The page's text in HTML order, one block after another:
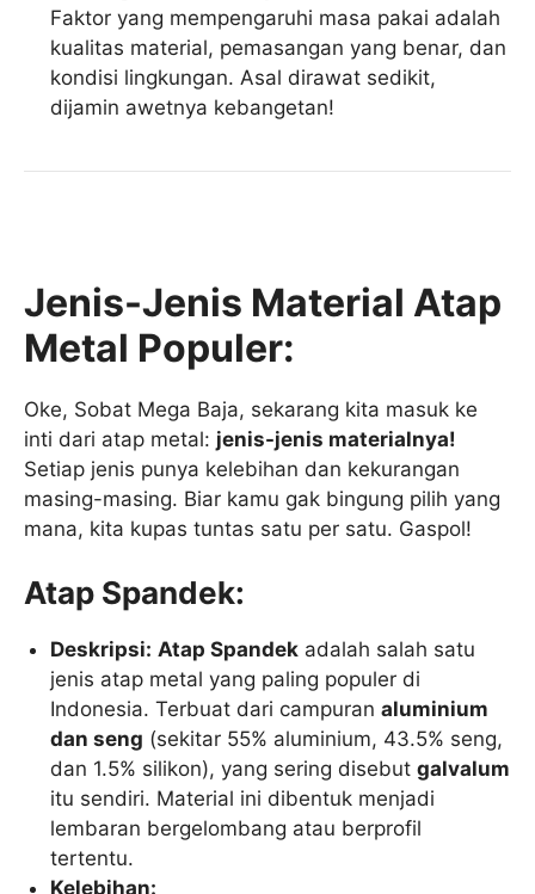
Faktor yang mempengaruhi masa pakai adalah
kualitas material, pemasangan yang benar, dan
kondisi lingkungan. Asal dirawat sedikit,
dijamin awetnya kebangetan!
Jenis-Jenis Material Atap
Metal Populer:
Oke, Sobat Mega Baja, sekarang kita masuk ke
inti dari atap metal: jenis-jenis materialnya!
Setiap jenis punya kelebihan dan kekurangan
masing-masing. Biar kamu gak bingung pilih yang
mana, kita kupas tuntas satu per satu. Gaspol!
Atap Spandek:
Deskripsi: Atap Spandek adalah salah satu
jenis atap metal yang paling populer di
Indonesia. Terbuat dari campuranaluminium
dan seng (sekitar 55% aluminium, 43.5% seng,
dan 1.5% silikon), yang sering disebutgalvalum
itu sendiri. Material ini dibentuk menjadi
lembaran bergelombang atau berprofil
tertentu.
Kelebihan: